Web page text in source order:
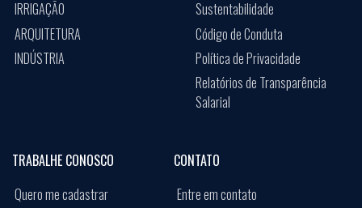
IRRIGAÇÃO
ARQUITETURA
INDÚSTRIA
Sustentabilidade
Código de Conduta
Política de Privacidade
Relatórios de Transparência
Salarial
TRABALHE CONOSCO
Quero me cadastrar
CONTATO
Entre em contato